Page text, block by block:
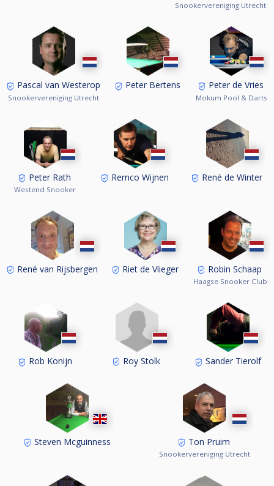
Snookervereniging Utrecht
Pascal van Westerop
Snookervereniging Utrecht
Peter Bertens Peter de Vries
Mokum Pool & Darts
Peter Rath
Westend Snooker
Remco Wijnen René de Winter
René van Rijsbergen Riet de Vlieger Robin Schaap
Haagse Snooker Club
Rob Konijn Roy Stolk Sander Tierolf
Steven Mcguinness Ton Pruim
Snookervereniging Utrecht